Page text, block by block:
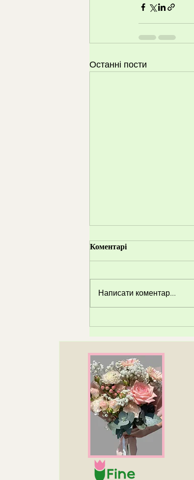
Останні пости
Коментарі
Написати коментар...